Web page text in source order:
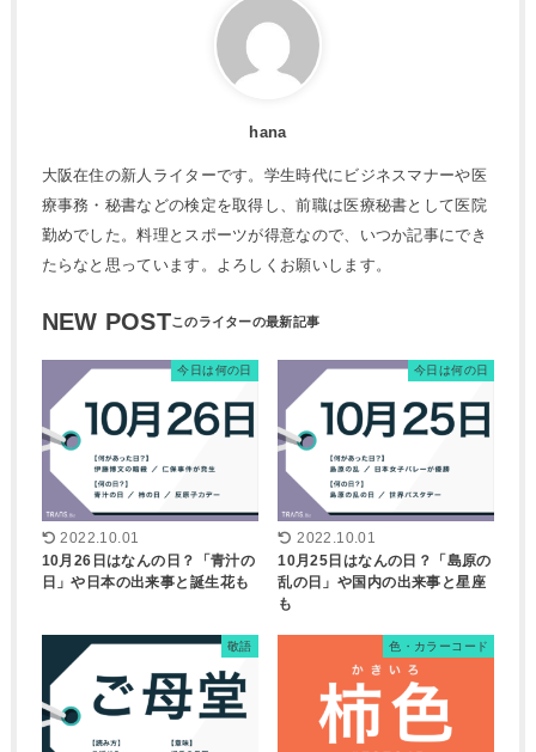
hana
大阪在住の新人ライターです。学生時代にビジネスマナーや医
療事務・秘書などの検定を取得し、前職は医療秘書として医院
勤めでした。料理とスポーツが得意なので、いつか記事にでき
たらなと思っています。よろしくお願いします。
NEW POST
今日は何の日
2022.10.01
10月26日はなんの日？「青汁の
日」や日本の出来事と誕生花も
今日は何の日
2022.10.01
10月25日はなんの日？「島原の
乱の日」や国内の出来事と星座
も
敬語 色・カラーコード